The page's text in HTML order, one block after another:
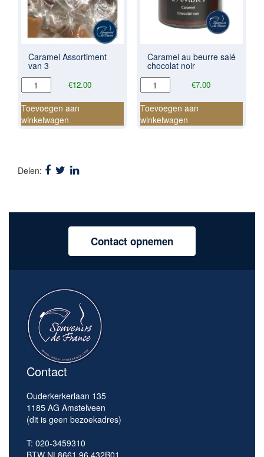
Caramel Assortiment
van 3
€12.00
Caramel
Assortiment
van
3
aantal
Toevoegen aan
winkelwagen
Caramel au beurre salé
chocolat noir
€7.00
Caramel
au
beurre
salé
chocolat
Toevoegen aan
winkelwagen
Delen:
Contact opnemen
Contact
Ouderkerkerlaan 135
1185 AG Amstelveen
(dit is geen bezoekadres)
T: 020-3459310